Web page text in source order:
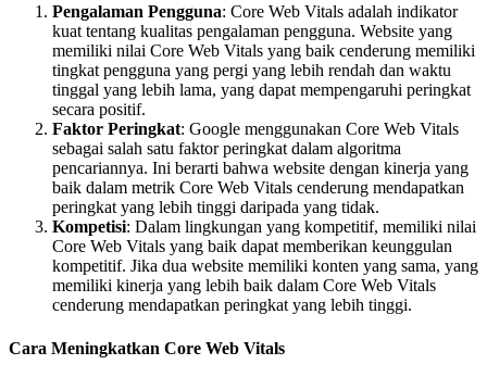
Pengalaman Pengguna: Core Web Vitals adalah indikator
kuat tentang kualitas pengalaman pengguna. Website yang
memiliki nilai Core Web Vitals yang baik cenderung memiliki
tingkat pengguna yang pergi yang lebih rendah dan waktu
tinggal yang lebih lama, yang dapat mempengaruhi peringkat
secara positif.
Faktor Peringkat: Google menggunakan Core Web Vitals
sebagai salah satu faktor peringkat dalam algoritma
pencariannya. Ini berarti bahwa website dengan kinerja yang
baik dalam metrik Core Web Vitals cenderung mendapatkan
peringkat yang lebih tinggi daripada yang tidak.
Kompetisi: Dalam lingkungan yang kompetitif, memiliki nilai
Core Web Vitals yang baik dapat memberikan keunggulan
kompetitif. Jika dua website memiliki konten yang sama, yang
memiliki kinerja yang lebih baik dalam Core Web Vitals
cenderung mendapatkan peringkat yang lebih tinggi.
Cara Meningkatkan Core Web Vitals